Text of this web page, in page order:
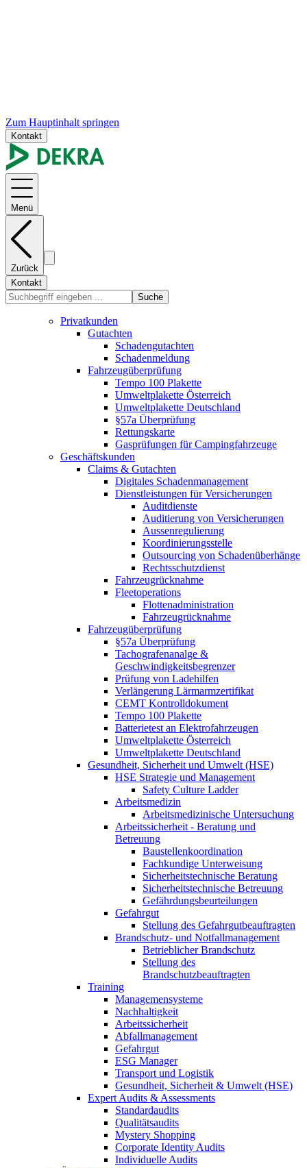
Zum Hauptinhalt springen
Kontakt
Menü
Zurück
Kontakt
Suche
Privatkunden
Gutachten
Schadengutachten
Schadenmeldung
Fahrzeugüberprüfung
Tempo 100 Plakette
Umweltplakette Österreich
Umweltplakette Deutschland
§57a Überprüfung
Rettungskarte
Gasprüfungen für Campingfahrzeuge
Geschäftskunden
Claims & Gutachten
Digitales Schadenmanagement
Dienstleistungen für Versicherungen
Auditdienste
Auditierung von Versicherungen
Aussenregulierung
Koordinierungsstelle
Outsourcing von Schadenüberhänge
Rechtsschutzdienst
Fahrzeugrücknahme
Fleetoperations
Flottenadministration
Fahrzeugrücknahme
Fahrzeugüberprüfung
§57a Überprüfung
Tachografenanalge &
Geschwindigkeitsbegrenzer
Prüfung von Ladehilfen
Verlängerung Lärmarmzertifikat
CEMT Kontrolldokument
Tempo 100 Plakette
Batterietest an Elektrofahrzeugen
Umweltplakette Österreich
Umweltplakette Deutschland
Gesundheit, Sicherheit und Umwelt (HSE)
HSE Strategie und Management
Safety Culture Ladder
Arbeitsmedizin
Arbeitsmedizinische Untersuchung
Arbeitssicherheit - Beratung und
Betreuung
Baustellenkoordination
Fachkundige Unterweisung
Sicherheitstechnische Beratung
Sicherheitstechnische Betreuung
Gefährdungsbeurteilungen
Gefahrgut
Stellung des Gefahrgutbeauftragten
Brandschutz- und Notfallmanagement
Betrieblicher Brandschutz
Stellung des
Brandschutzbeauftragten
Training
Managemensysteme
Nachhaltigkeit
Arbeitssicherheit
Abfallmanagement
Gefahrgut
ESG Manager
Transport und Logistik
Gesundheit, Sicherheit & Umwelt (HSE)
Expert Audits & Assessments
Standardaudits
Qualitätsaudits
Mystery Shopping
Corporate Identity Audits
Individuelle Audits